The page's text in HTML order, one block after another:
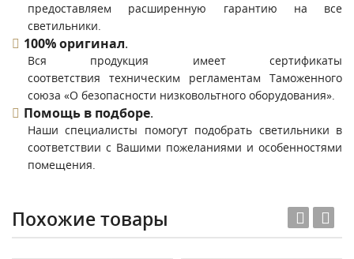
предоставляем расширенную гарантию на все
светильники.
100% оригинал.
Вся продукция имеет сертификаты
соответствия техническим регламентам Таможенного
союза «О безопасности низковольтного оборудования».
Помощь в подборе.
Наши специалисты помогут подобрать светильники в
соответствии с Вашими пожеланиями и особенностями
помещения.
Похожие товары